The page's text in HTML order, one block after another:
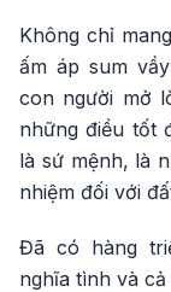
Không chỉ
ấm áp sum
con người mở
những điều tốt
là sứ mệnh, là
nhiệm đối với
Đã có hàng
nghĩa tình và